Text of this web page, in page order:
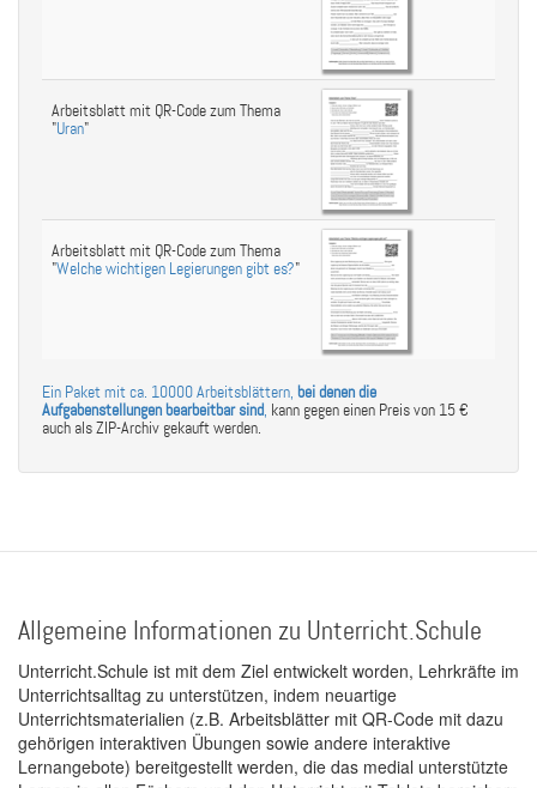
Arbeitsblatt mit QR-Code zum Thema
"Uran"
Arbeitsblatt mit QR-Code zum Thema
"Welche wichtigen Legierungen gibt es?"
Ein Paket mit ca. 10000 Arbeitsblättern, bei denen die
Aufgabenstellungen bearbeitbar sind, kann gegen einen Preis von 15 €
auch als ZIP-Archiv gekauft werden.
Allgemeine Informationen zu Unterricht.Schule
Unterricht.Schule ist mit dem Ziel entwickelt worden, Lehrkräfte im
Unterrichtsalltag zu unterstützen, indem neuartige
Unterrichtsmaterialien (z.B. Arbeitsblätter mit QR-Code mit dazu
gehörigen interaktiven Übungen sowie andere interaktive
Lernangebote) bereitgestellt werden, die das medial unterstützte